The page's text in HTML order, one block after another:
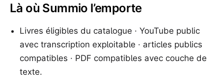
Là où Summio l’emporte
Livres éligibles du catalogue · YouTube public
avec transcription exploitable · articles publics
compatibles · PDF compatibles avec couche de
texte.